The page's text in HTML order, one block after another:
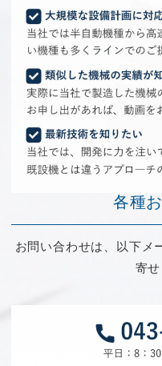
各種
お問い合わせは、以下メ
寄せ